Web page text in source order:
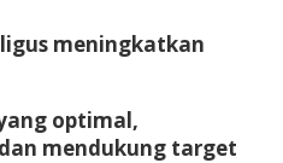
meningkatkan
optimal,
mendukung target